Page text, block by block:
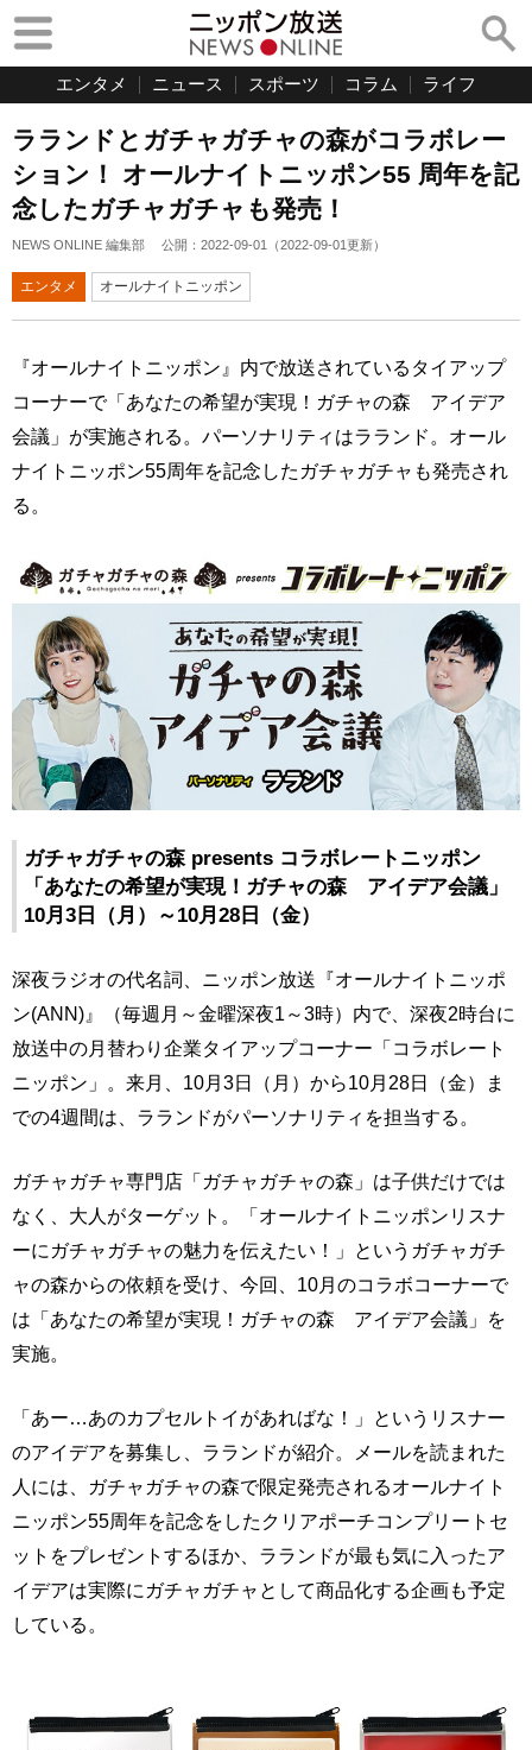
エンタメ ニュース スポーツ コラム ライフ
ラランドとガチャガチャの森がコラボレー
ション！ オールナイトニッポン55 周年を記
念したガチャガチャも発売！
NEWS ONLINE 編集部 公開： 2022-09-01 （2022-09-01更新）
エンタメ オールナイトニッポン
『オールナイトニッポン』内で放送されているタイアップ
コーナーで「あなたの希望が実現！ガチャの森 アイデア
会議」が実施される。パーソナリティはラランド。オール
ナイトニッポン55周年を記念したガチャガチャも発売され
る。
ガチャガチャの森 presents コラボレートニッポン
「あなたの希望が実現！ガチャの森 アイデア会議」
10月3日（月）～10月28日（金）
深夜ラジオの代名詞、ニッポン放送『オールナイトニッポ
ン(ANN)』（毎週月～金曜深夜1～3時）内で、深夜2時台に
放送中の月替わり企業タイアップコーナー「コラボレート
ニッポン」。来月、10月3日（月）から10月28日（金）ま
での4週間は、ラランドがパーソナリティを担当する。
ガチャガチャ専門店「ガチャガチャの森」は子供だけでは
なく、大人がターゲット。「オールナイトニッポンリスナ
ーにガチャガチャの魅力を伝えたい！」というガチャガチ
ャの森からの依頼を受け、今回、10月のコラボコーナーで
は「あなたの希望が実現！ガチャの森 アイデア会議」を
実施。
「あー…あのカプセルトイがあればな！」というリスナー
のアイデアを募集し、ラランドが紹介。メールを読まれた
人には、ガチャガチャの森で限定発売されるオールナイト
ニッポン55周年を記念をしたクリアポーチコンプリートセ
ットをプレゼントするほか、ラランドが最も気に入ったア
イデアは実際にガチャガチャとして商品化する企画も予定
している。